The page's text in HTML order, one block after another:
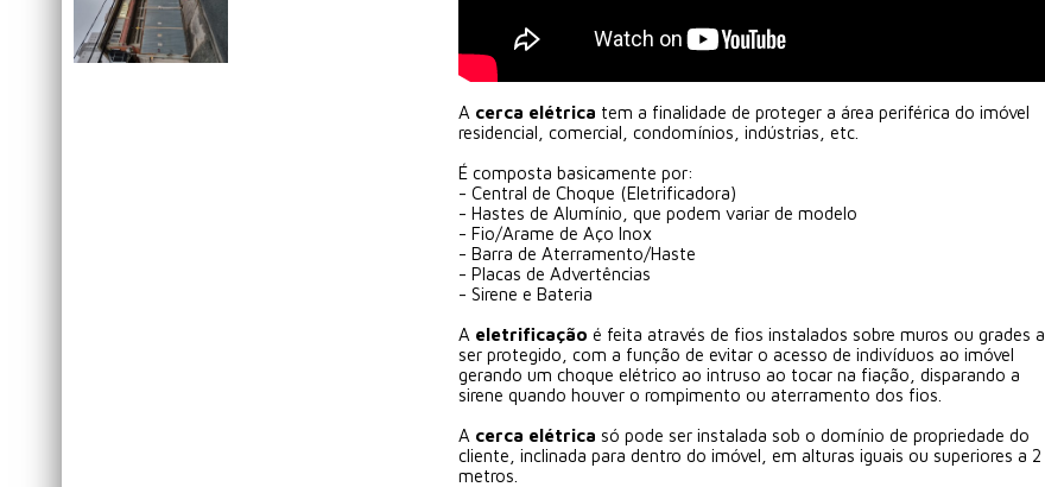
A cerca elétrica tem a finalidade de proteger a área periférica do imóvel
residencial, comercial, condomínios, indústrias, etc.
É composta basicamente por:
- Central de Choque (Eletrificadora)
- Hastes de Alumínio, que podem variar de modelo
- Fio/Arame de Aço Inox
- Barra de Aterramento/Haste
- Placas de Advertências
- Sirene e Bateria
A eletrificação é feita através de fios instalados sobre muros ou grades a
ser protegido, com a função de evitar o acesso de indivíduos ao imóvel
gerando um choque elétrico ao intruso ao tocar na fiação, disparando a
sirene quando houver o rompimento ou aterramento dos fios.
A cerca elétrica só pode ser instalada sob o domínio de propriedade do
cliente, inclinada para dentro do imóvel, em alturas iguais ou superiores a 2
metros.